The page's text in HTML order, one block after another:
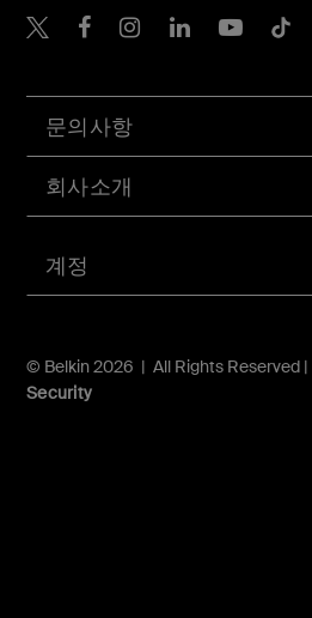
계정
문의사항
회사소개
© Belkin 2026 | All Rights Reserved |
Security
Belkin Twitter